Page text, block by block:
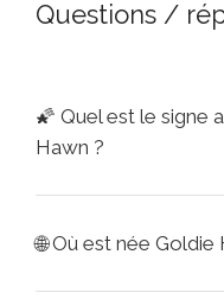
Questions /
🌠 Quel est le signe
Hawn ?
🌐Où est née Goldie